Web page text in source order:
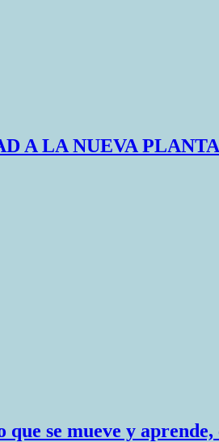
A LA NUEVA
se mueve y